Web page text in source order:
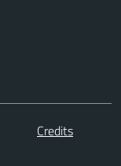
Credits